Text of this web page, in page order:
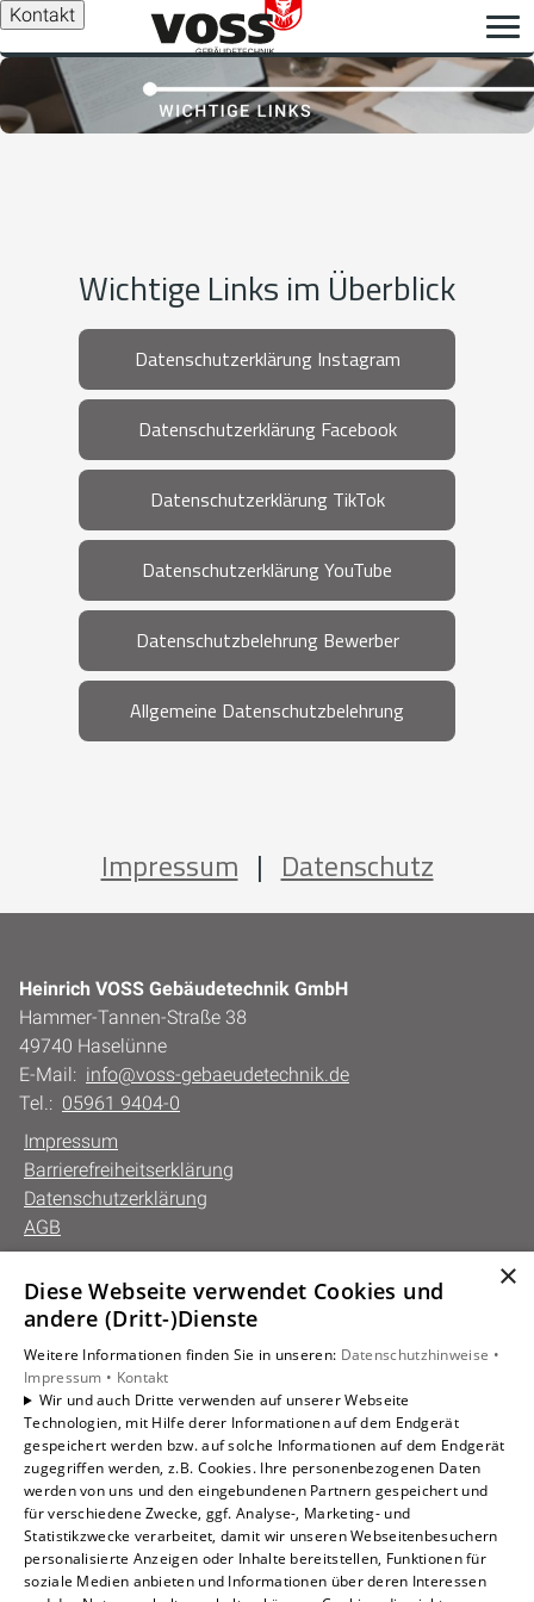
Kontakt
Wichtige Links im Überblick
Datenschutzerklärung Instagram
Datenschutzerklärung Facebook
Datenschutzerklärung TikTok
Datenschutzerklärung YouTube
Datenschutzbelehrung Bewerber
Allgemeine Datenschutzbelehrung
Impressum | Datenschutz
Heinrich VOSS Gebäudetechnik GmbH
Hammer-Tannen-Straße 38
49740 Haselünne
E-Mail: info@voss-gebaeudetechnik.de
Tel.: 05961 9404-0
Impressum
Barrierefreiheitserklärung
Datenschutzerklärung
AGB
Unsere Bereiche
Gewerbekunden
Karriere
Unternehmen
Kontakt
×
Diese Webseite verwendet Cookies und
andere (Dritt-)Dienste
Weitere Informationen finden Sie in unseren: Datenschutzhinweise •
Impressum • Kontakt
Wir und auch Dritte verwenden auf unserer Webseite
Technologien, mit Hilfe derer Informationen auf dem Endgerät
gespeichert werden bzw. auf solche Informationen auf dem Endgerät
zugegriffen werden, z.B. Cookies. Ihre personenbezogenen Daten
werden von uns und den eingebundenen Partnern gespeichert und
für verschiedene Zwecke, ggf. Analyse-, Marketing- und
Statistikzwecke verarbeitet, damit wir unseren Webseitenbesuchern
personalisierte Anzeigen oder Inhalte bereitstellen, Funktionen für
soziale Medien anbieten und Informationen über deren Interessen